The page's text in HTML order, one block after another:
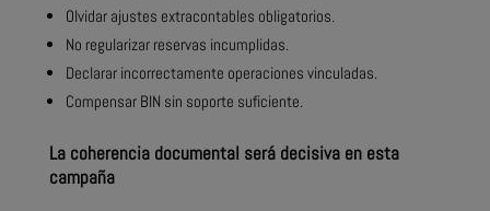
Olvidar ajustes extracontables obligatorios.
No regularizar reservas incumplidas.
Declarar incorrectamente operaciones vinculadas.
Compensar BIN sin soporte suficiente.
La coherencia documental será decisiva en esta
campaña